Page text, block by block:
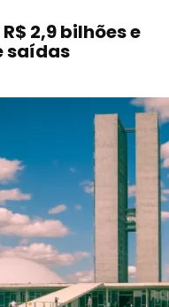
2,9 bilhões e
saídas